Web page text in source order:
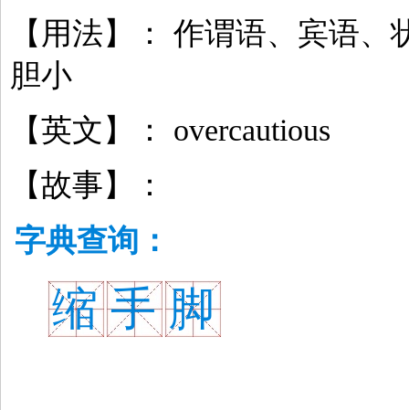
【用法】： 作谓语、宾语、
胆小
【英文】： overcautious
【故事】：
字典查询：
缩 手 脚